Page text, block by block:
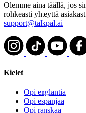
Olemme aina täällä, jos
rohkeasti yhteyttä
support@talkpal.ai
Kielet
Opi englantia
Opi espanjaa
Opi ranskaa